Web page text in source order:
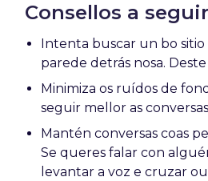
Consellos a
Intenta buscar un bo
parede detrás nosa.
Minimiza os ruídos de
seguir mellor as
Mantén conversas coas
Se queres falar con
levantar a voz e cruzar